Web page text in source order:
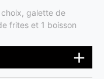
choix, galette de
frites et 1 boisson